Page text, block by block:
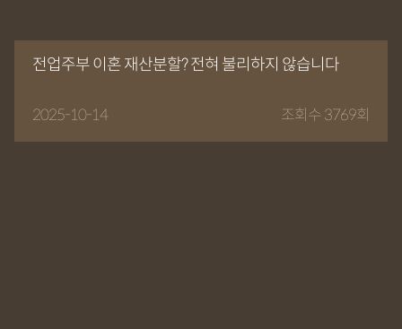
전업주부 이혼 재산분할? 전혀 불리하지 않습니다
2025-10-14 조회수 3769회